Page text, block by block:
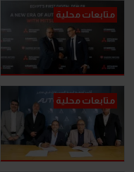
متابعات محلية
متابعات محلية